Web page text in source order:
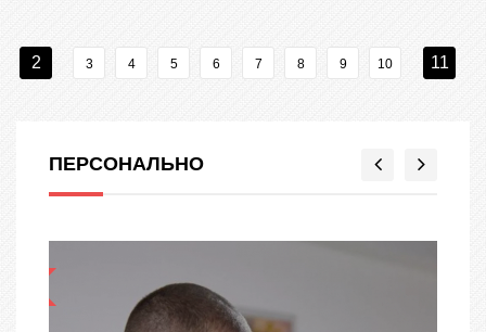
2 3 4 5 6 7 8 9 10 11
ПЕРСОНАЛЬНО